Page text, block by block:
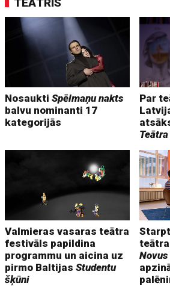
TEĀTRIS
NosauktiSpēlmaņu nakts
balvu nominanti 17
kategorijās
Par
Valmieras vasaras teātra
festivāls papildina
programmu un aicina uz
pirmo BaltijasStudentu
šķūni
Novus